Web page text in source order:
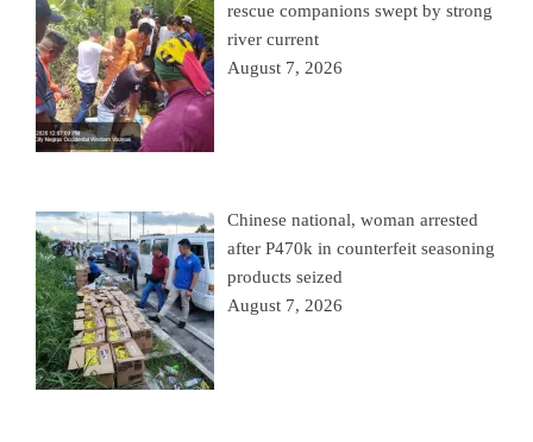
rescue companions swept by strong
river current
August 7, 2026
Chinese national, woman arrested
after P470k in counterfeit seasoning
products seized
August 7, 2026